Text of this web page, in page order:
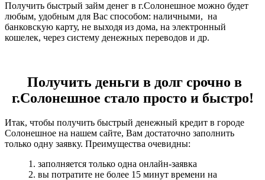
Получить быстрый займ денег в г.Солонешное можно будет
любым, удобным для Вас способом: наличными, на
банковскую карту, не выходя из дома, на электронный
кошелек, через систему денежных переводов и др.
Получить деньги в долг срочно в
г.Солонешное стало просто и быстро!
Итак, чтобы получить быстрый денежный кредит в городе
Солонешное на нашем сайте, Вам достаточно заполнить
только одну заявку. Преимущества очевидны:
1. заполняется только одна онлайн-заявка
2. вы потратите не более 15 минут времени на